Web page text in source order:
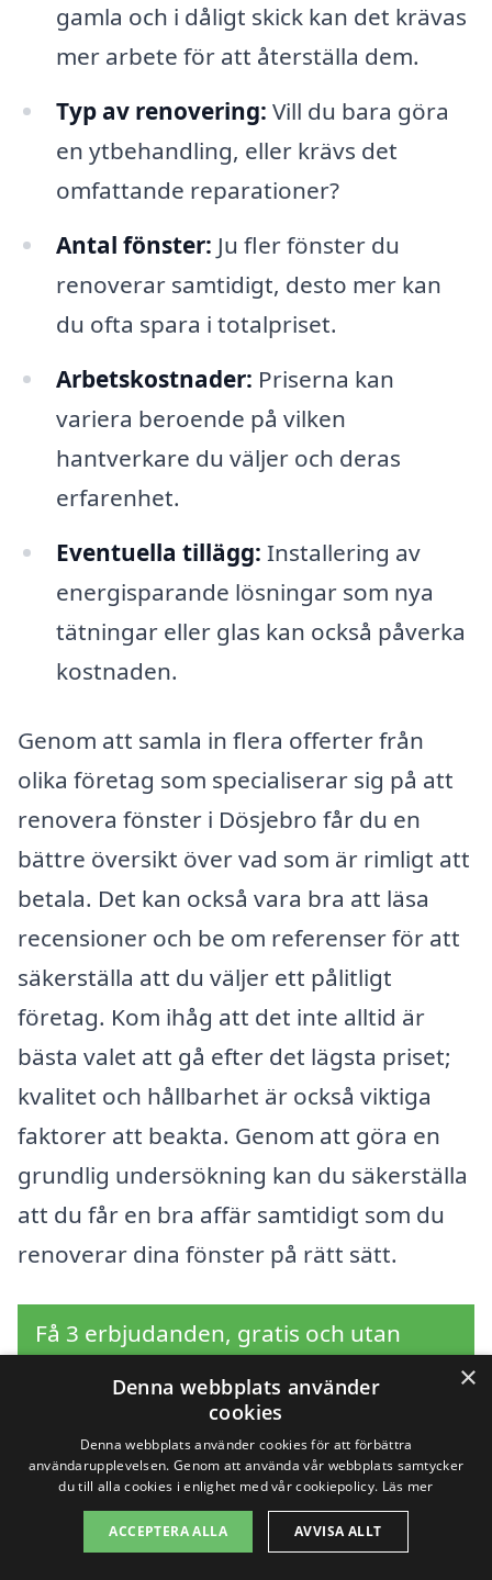
gamla och i dåligt skick kan det krävas
mer arbete för att återställa dem.
Typ av renovering: Vill du bara göra
en ytbehandling, eller krävs det
omfattande reparationer?
Antal fönster: Ju fler fönster du
renoverar samtidigt, desto mer kan
du ofta spara i totalpriset.
Arbetskostnader: Priserna kan
variera beroende på vilken
hantverkare du väljer och deras
erfarenhet.
Eventuella tillägg: Installering av
energisparande lösningar som nya
tätningar eller glas kan också påverka
kostnaden.
Genom att samla in flera offerter från
olika företag som specialiserar sig på att
renovera fönster i Dösjebro får du en
bättre översikt över vad som är rimligt att
betala. Det kan också vara bra att läsa
recensioner och be om referenser för att
säkerställa att du väljer ett pålitligt
företag. Kom ihåg att det inte alltid är
bästa valet att gå efter det lägsta priset;
kvalitet och hållbarhet är också viktiga
faktorer att beakta. Genom att göra en
grundlig undersökning kan du säkerställa
att du får en bra affär samtidigt som du
renoverar dina fönster på rätt sätt.
Få 3 erbjudanden, gratis och utan
förpliktelser
Sök efter en
professionell för
×
Denna webbplats använder
cookies
Denna webbplats använder cookies för att förbättra
användarupplevelsen. Genom att använda vår webbplats samtycker
du till alla cookies i enlighet med vår cookiepolicy. Läs mer
ACCEPTERA ALLA AVVISA ALLT